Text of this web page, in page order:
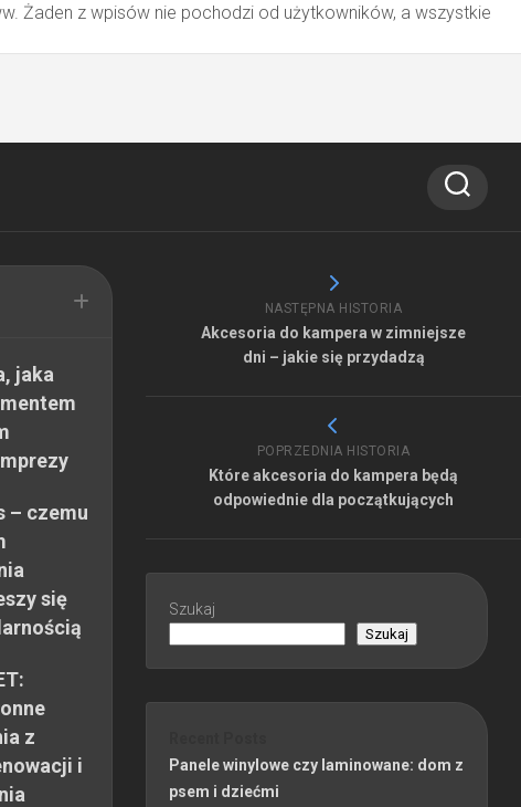
Żaden z wpisów nie pochodzi od użytkowników, a wszystkie
NASTĘPNA HISTORIA
Akcesoria do kampera w zimniejsze
dni – jakie się przydadzą
POPRZEDNIA HISTORIA
Które akcesoria do kampera będą
odpowiednie dla początkujących
Szukaj
Szukaj
Panele winylowe czy laminowane: dom z
psem i dziećmi
jaka
– czemu
się
z
i